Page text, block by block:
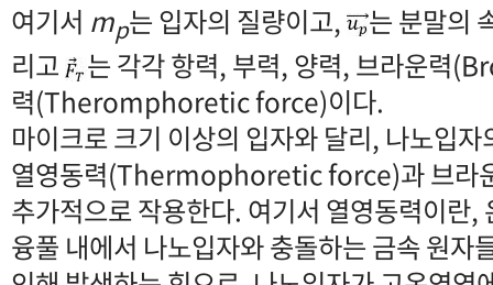
여기서 mp는 입자의 질량이고,
는 분말의
리고
는 각각 항력, 부력, 양력, 브라운력
력(Theromphoretic force)이다.
마이크로 크기 이상의 입자와 달리, 나노입
열영동력(Thermophoretic force)과 브
추가적으로 작용한다. 여기서 열영동력이란,
융풀 내에서 나노입자와 충돌하는 금속 원자